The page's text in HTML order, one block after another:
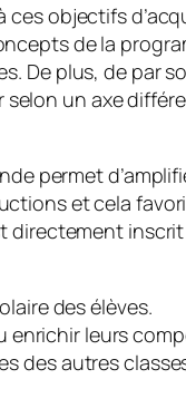
objectifs
de la
De plus, de par
un axe
permet
et cela
des élèves.
leurs
des autres